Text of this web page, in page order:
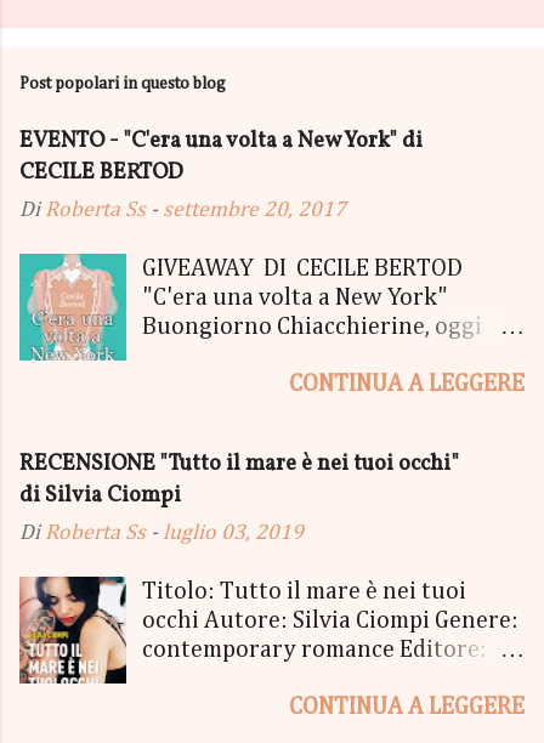
Post popolari in questo blog
EVENTO - "C'era una volta a New York" di
CECILE BERTOD
DiRoberta Ss - settembre 20, 2017
GIVEAWAY DI CECILE BERTOD
"C'era una volta a New York"
Buongiorno Chiacchierine, oggi
lanciamo il SUPER MEGA GIVEAWAY
05 Ottobre di "C'era una volta a
New York", edito Newton Compton.
Un Giveaway molto ricco per la
Premio, che si aggiudicherà tutto
in Un bel PACCO SORPRESA: - La
Copia Cartacea di "C'era una volta a
"tutto ma non il mio Tailleur" - una
CONTINUA A LEGGERE
RECENSIONE "Tutto il mare è nei tuoi occhi"
di Silvia Ciompi
DiRoberta Ss - luglio 03, 2019
Titolo: Tutto il mare è nei tuoi
occhi Autore: Silvia Ciompi Genere:
contemporary romance Editore:
Pubblicazione: 4 giugno Formato:
CONTINUA A LEGGERE